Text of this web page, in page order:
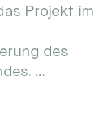
Projekt im
des
...